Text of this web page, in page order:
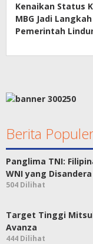
Kenaikan Status
MBG Jadi
Pemerintah
Berita
Panglima TNI:
WNI yang
504 Dilihat
Target Tinggi
Avanza
444 Dilihat